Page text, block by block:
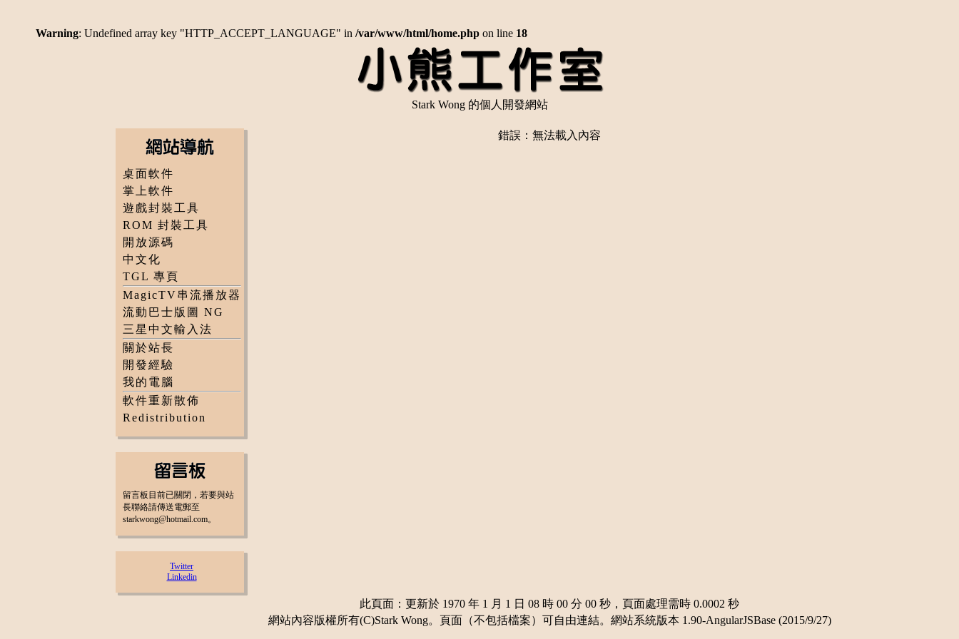
Warning: Undefined array key "HTTP_ACCEPT_LANGUAGE" in /var/www/html/home.php on line 18
Stark Wong 的個人開發網站
桌面軟件
掌上軟件
遊戲封裝工具
ROM 封裝工具
開放源碼
中文化
TGL 專頁
MagicTV串流播放器
流動巴士版圖 NG
三星中文輸入法
關於站長
開發經驗
我的電腦
軟件重新散佈
Redistribution
留言板目前已關閉，若要與站
長聯絡請傳送電郵至
starkwong@hotmail.com。
Twitter
Linkedin
錯誤：無法載入內容
此頁面：更新於 1970 年 1 月 1 日 08 時 00 分 00 秒，頁面處理需時 0.0002 秒
網站內容版權所有(C)Stark Wong。頁面（不包括檔案）可自由連結。網站系統版本 1.90-AngularJSBase (2015/9/27)